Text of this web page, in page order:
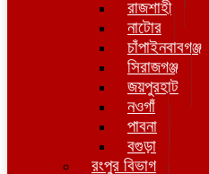
রাজশাহী
নাটোর
চাঁপাইনবাবগঞ্জ
সিরাজগঞ্জ
জয়পুরহাট
নওগাঁ
পাবনা
বগুড়া
রংপুর বিভাগ